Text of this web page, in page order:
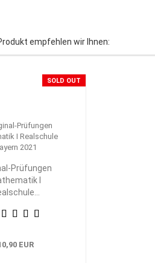
empfehlen wir Ihnen:
SOLD OUT
Prüfungen
I
EUR